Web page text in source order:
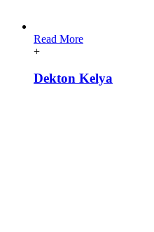
Read More
+
Dekton Kelya